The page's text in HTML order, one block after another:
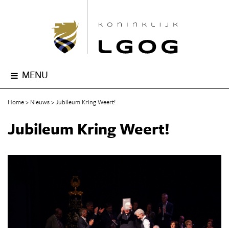
MENU
Home Nieuws Jubileum Kring Weert!
Jubileum Kring Weert!